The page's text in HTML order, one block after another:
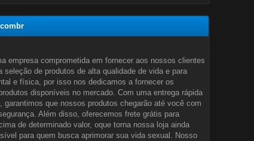
empresa comprometida em fornecer aos nossos clientes
seleção de produtos de alta qualidade de vida e para
e física, por isso nos dedicamos a fornecer os
disponíveis no mercado. Com uma entrega rápida
garantimos que nossos produtos chegarão até você com
Além disso, oferecemos frete grátis para
de determinado valor, oque torna nossa loja ainda
para quem busca aprimorar sua vida sexual. Nosso